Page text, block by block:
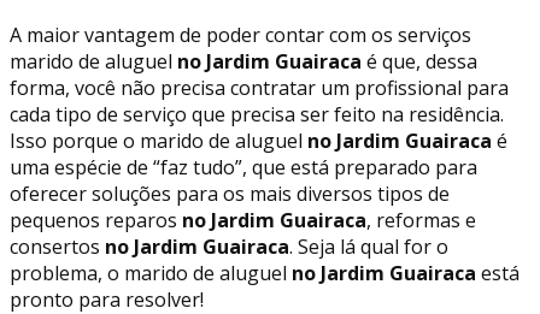
A maior vantagem de poder contar com os serviços
marido de aluguel no Jardim Guairaca é que, dessa
forma, você não precisa contratar um profissional para
cada tipo de serviço que precisa ser feito na residência.
Isso porque o marido de aluguel no Jardim Guairaca é
uma espécie de “faz tudo”, que está preparado para
oferecer soluções para os mais diversos tipos de
pequenos reparos no Jardim Guairaca, reformas e
consertos no Jardim Guairaca. Seja lá qual for o
problema, o marido de aluguel no Jardim Guairaca está
pronto para resolver!